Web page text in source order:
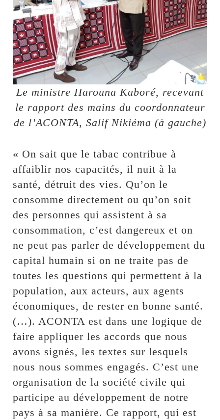
Le ministre Harouna Kaboré, recevant
le rapport des mains du coordonnateur
de l’ACONTA, Salif Nikiéma (à gauche)
« On sait que le tabac contribue à
affaiblir nos capacités, il nuit à la
santé, détruit des vies. Qu’on le
consomme directement ou qu’on soit
des personnes qui assistent à sa
consommation, c’est dangereux et on
ne peut pas parler de développement du
capital humain si on ne traite pas de
toutes les questions qui permettent à la
population, aux acteurs, aux agents
économiques, de rester en bonne santé.
(…). ACONTA est dans une logique de
faire appliquer les accords que nous
avons signés, les textes sur lesquels
nous nous sommes engagés. C’est une
organisation de la société civile qui
participe au développement de notre
pays à sa manière. Ce rapport, qui est